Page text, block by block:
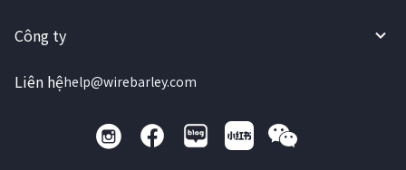
Công ty
Liên hệhelp@wirebarley.com